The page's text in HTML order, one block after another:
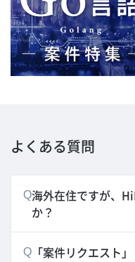
よくある質問
Q海外在住ですが、
か？
Q
「案件リクエスト